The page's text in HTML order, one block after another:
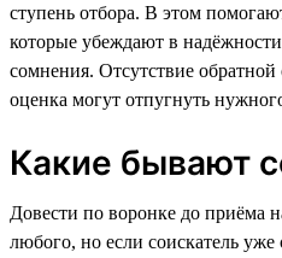
ступень отбора. В этом
которые убеждают в
сомнения. Отсутствие
оценка могут отпугнуть
Какие бывают
Довести по воронке до приёма
любого, но если соискатель